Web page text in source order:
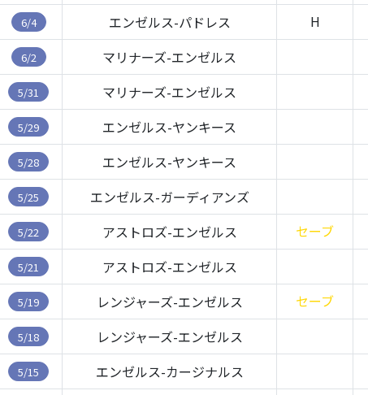
6/4 エンゼルス-パドレス H
6/2 マリナーズ-エンゼルス
5/31 マリナーズ-エンゼルス
5/29 エンゼルス-ヤンキース
5/28 エンゼルス-ヤンキース
5/25 エンゼルス-ガーディアンズ
5/22 アストロズ-エンゼルス セーブ
5/21 アストロズ-エンゼルス
5/19 レンジャーズ-エンゼルス セーブ
5/18 レンジャーズ-エンゼルス
5/15 エンゼルス-カージナルス